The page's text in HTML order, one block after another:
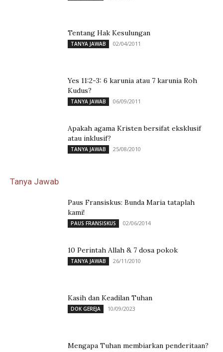
Tentang Hak Kesulungan
TANYA JAWAB 02/04/2011
Yes 11:2-3: 6 karunia atau 7 karunia Roh
Kudus?
TANYA JAWAB 06/09/2011
Apakah agama Kristen bersifat eksklusif
atau inklusif?
TANYA JAWAB 25/08/2010
Tanya Jawab
Paus Fransiskus: Bunda Maria tataplah
kami!
PAUS FRANSISKUS 02/06/2014
10 Perintah Allah & 7 dosa pokok
TANYA JAWAB 26/11/2010
Kasih dan Keadilan Tuhan
DOK GEREJA 10/09/2023
Mengapa Tuhan membiarkan penderitaan?